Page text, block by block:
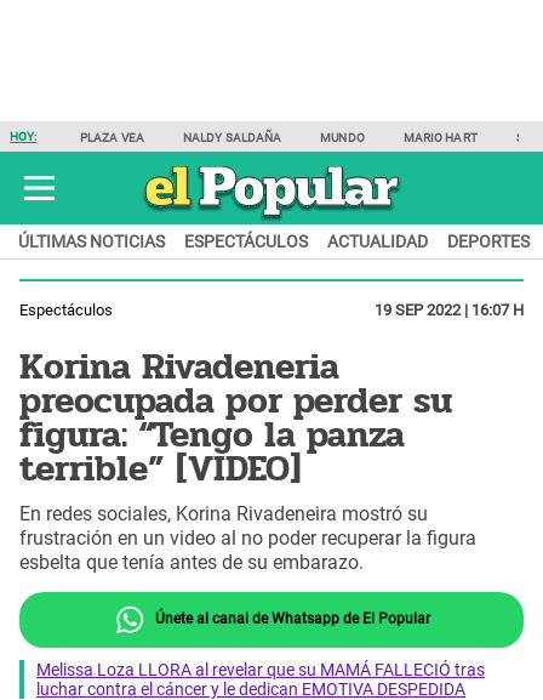
HOY: PLAZA VEA NALDY SALDAÑA MUNDO MARIO HART
ÚLTIMAS NOTICIAS ESPECTÁCULOS ACTUALIDAD DEPORTES
Espectáculos 19 SEP 2022 | 16:07 H
Korina Rivadeneria
preocupada por perder su
figura: “Tengo la panza
terrible” [VIDEO]
En redes sociales, Korina Rivadeneira mostró su
frustración en un video al no poder recuperar la figura
esbelta que tenía antes de su embarazo.
Únete al canal de Whatsapp de El Popular
Melissa Loza LLORA al revelar que su MAMÁ FALLECIÓ tras
luchar contra el cáncer y le dedican EMOTIVA DESPEDIDA